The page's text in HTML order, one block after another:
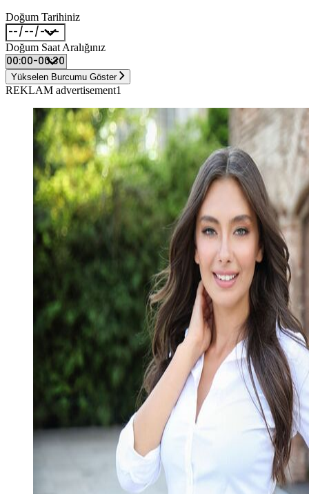
Doğum Tarihiniz
Doğum Saat Aralığınız
Yükselen Burcumu Göster
REKLAM advertisement1